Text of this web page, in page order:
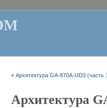
«Архитектура GA-870A-UD3 (часть
Архитектура